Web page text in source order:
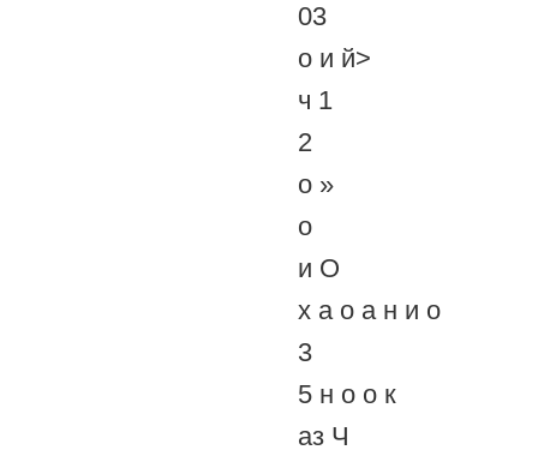
03
о и й>
ч 1
2
о »
о
и О
х а о а н и о
3
5 н о о к
аз Ч